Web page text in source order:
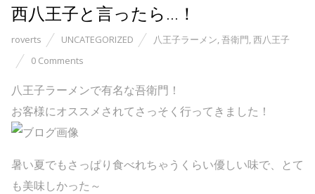
西八王子と言ったら…！
roverts UNCATEGORIZED 八王子ラーメン,吾衛門,西八王子
0 Comments
八王子ラーメンで有名な吾衛門！
お客様にオススメされてさっそく行ってきました！
暑い夏でもさっぱり食べれちゃうくらい優しい味で、とて
も美味しかった～